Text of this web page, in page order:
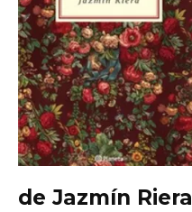
de Jazmín Riera